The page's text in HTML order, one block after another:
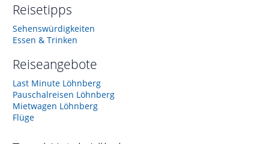
Reisetipps
Sehenswürdigkeiten
Essen & Trinken
Reiseangebote
Last Minute Löhnberg
Pauschalreisen Löhnberg
Mietwagen Löhnberg
Flüge